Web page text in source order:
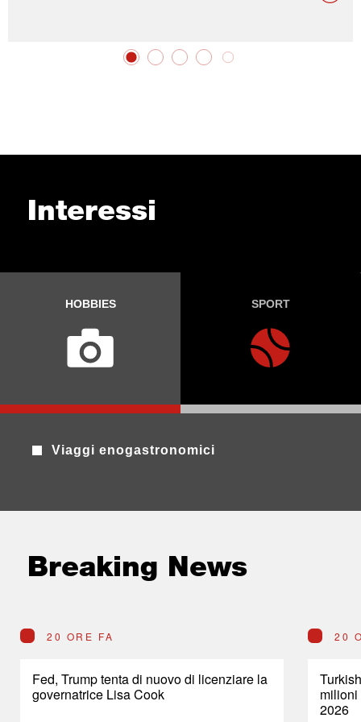
Interessi
HOBBIES SPORT
Viaggi enogastronomici
Breaking News
20 ORE FA
Fed, Trump tenta di nuovo di licenziare la
governatrice Lisa Cook
20
2026